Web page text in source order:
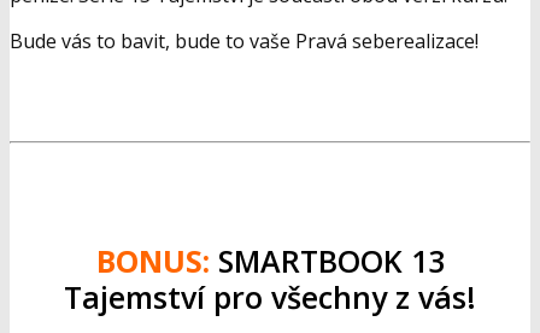
Bude vás to bavit, bude to vaše Pravá seberealizace!
BONUS: SMARTBOOK 13
Tajemství pro všechny z vás!